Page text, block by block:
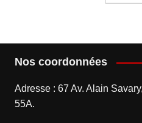
Nos coordonnées
Adresse : 67 Av. Alain
55A.